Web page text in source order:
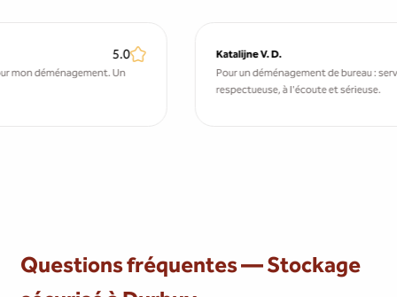
Katalijne V. D.
Pour un déménagement de bureau : service au top. Équipe
respectueuse, à l'écoute et sérieuse.
Questions fréquentes — Stockage